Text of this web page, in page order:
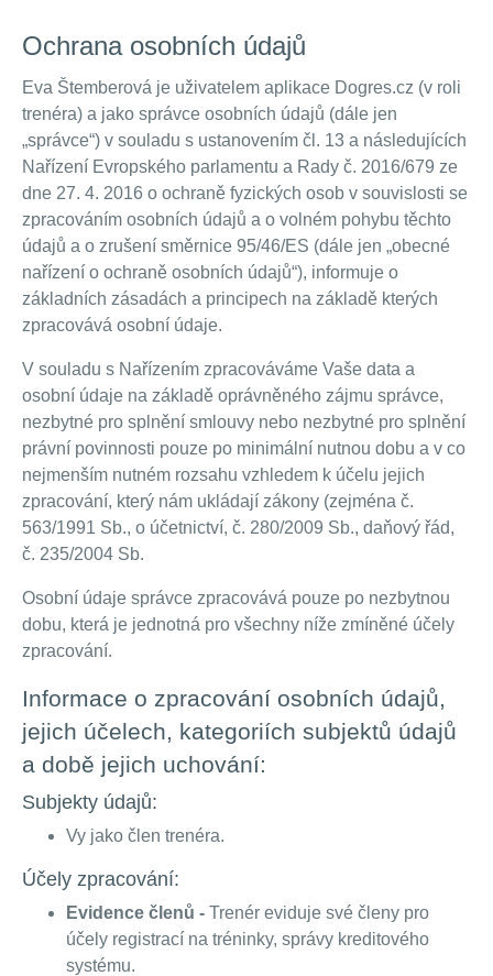
Ochrana osobních údajů
Eva Štemberová je uživatelem aplikace Dogres.cz (v roli
trenéra) a jako správce osobních údajů (dále jen
„správce“) v souladu s ustanovením čl. 13 a následujících
Nařízení Evropského parlamentu a Rady č. 2016/679 ze
dne 27. 4. 2016 o ochraně fyzických osob v souvislosti se
zpracováním osobních údajů a o volném pohybu těchto
údajů a o zrušení směrnice 95/46/ES (dále jen „obecné
nařízení o ochraně osobních údajů“), informuje o
základních zásadách a principech na základě kterých
zpracovává osobní údaje.
V souladu s Nařízením zpracováváme Vaše data a
osobní údaje na základě oprávněného zájmu správce,
nezbytné pro splnění smlouvy nebo nezbytné pro splnění
právní povinnosti pouze po minimální nutnou dobu a v co
nejmenším nutném rozsahu vzhledem k účelu jejich
zpracování, který nám ukládají zákony (zejména č.
563/1991 Sb., o účetnictví, č. 280/2009 Sb., daňový řád,
č. 235/2004 Sb.
Osobní údaje správce zpracovává pouze po nezbytnou
dobu, která je jednotná pro všechny níže zmíněné účely
zpracování.
Informace o zpracování osobních údajů,
jejich účelech, kategoriích subjektů údajů
a době jejich uchování:
Subjekty údajů:
Vy jako člen trenéra.
Účely zpracování:
Evidence členů - Trenér eviduje své členy pro
účely registrací na tréninky, správy kreditového
systému.